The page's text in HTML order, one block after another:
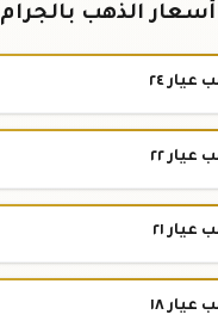
أسعار الذهب بالجرام
٢٤
٢٢
٢١
١٨